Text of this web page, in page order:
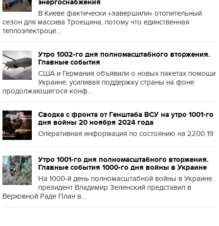
энергоснабжения
В Киеве фактически «завершили» отопительный
сезон для массива Троещина, потому что единственная
теплоэлектроце...
Утро 1002-го дня полномасштабного вторжения.
Главные события
США и Германия объявили о новых пакетах помощи
Украине, усиливая поддержку страны на фоне
продолжающегося конф...
Сводка с фронта от Генштаба ВСУ на утро 1001-го
дня войны 20 ноября 2024 года
Оперативная информация по состоянию на 2200 19
Утро 1001-го дня полномасштабного вторжения.
Главные события 1000-го дня войны в Украине
На 1000-й день полномасштабной войны в Украине
президент Владимир Зеленский представил в
Верховной Раде План в...